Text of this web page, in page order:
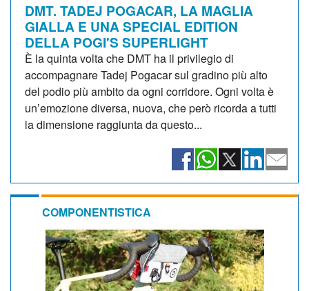
DMT. TADEJ POGACAR, LA MAGLIA
GIALLA E UNA SPECIAL EDITION
DELLA POGI'S SUPERLIGHT
È la quinta volta che DMT ha il privilegio di
accompagnare Tadej Pogacar sul gradino più alto
del podio più ambito da ogni corridore. Ogni volta è
un’emozione diversa, nuova, che però ricorda a tutti
la dimensione raggiunta da questo...
COMPONENTISTICA